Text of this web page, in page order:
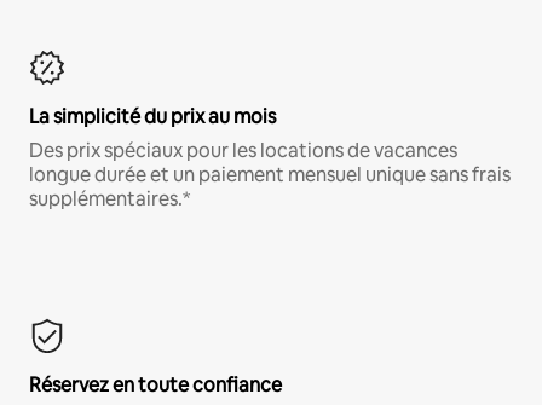
La simplicité du prix au mois
Des prix spéciaux pour les locations de vacances
longue durée et un paiement mensuel unique sans frais
supplémentaires.*
Réservez en toute confiance